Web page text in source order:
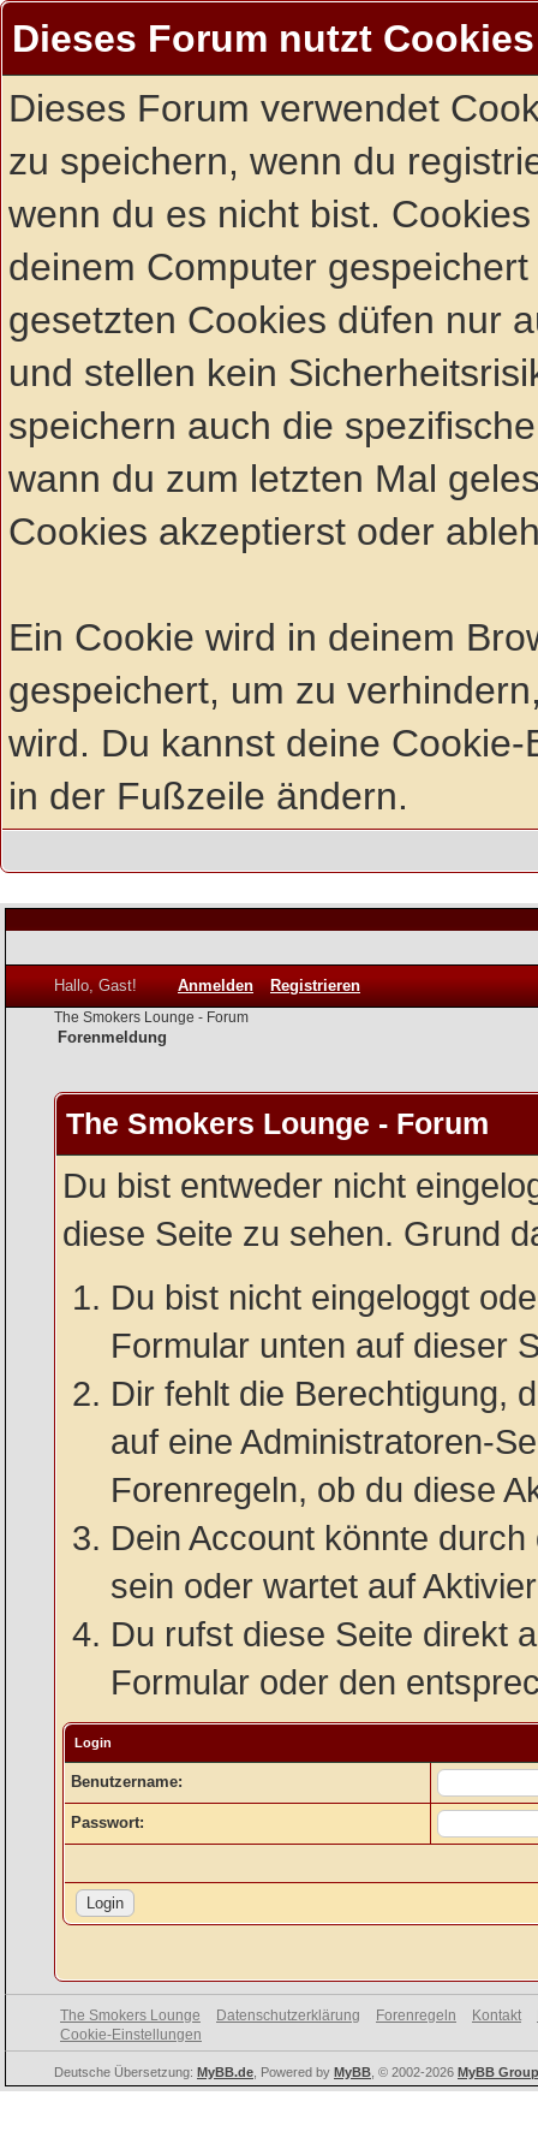
Dieses Forum nutzt Cookies
Dieses Forum verwendet
zu speichern, wenn du
wenn du es nicht bist.
deinem Computer
gesetzten Cookies düfen nur
und stellen kein
speichern auch die
wann du zum letzten Mal
Cookies akzeptierst oder
Ein Cookie wird in deinem
gespeichert, um zu
wird. Du kannst deine
in der Fußzeile ändern.
Hallo, Gast! Anmelden Registrieren
The Smokers Lounge - Forum
Forenmeldung
The Smokers Lounge - Forum
Du bist entweder nicht
diese Seite zu sehen. Grund
Du bist nicht eingeloggt
Formular unten auf dieser
Dir fehlt die Berechtigung,
auf eine Administratoren-
Forenregeln, ob du diese
Dein Account könnte
sein oder wartet auf
Du rufst diese Seite direkt
Formular oder den
Login
Benutzername:
Passwort:
The Smokers Lounge Datenschutzerklärung Forenregeln Kontakt
Cookie-Einstellungen
Deutsche Übersetzung: MyBB.de , Powered by MyBB , © 2002-2026 MyBB Group